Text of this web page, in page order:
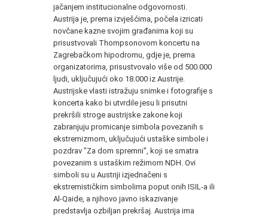
jačanjem institucionalne odgovornosti.
Austrija je, prema izvješćima, počela izricati
novčane kazne svojim građanima koji su
prisustvovali Thompsonovom koncertu na
Zagrebačkom hipodromu, gdje je, prema
organizatorima, prisustvovalo više od 500.000
ljudi, uključujući oko 18.000 iz Austrije.
Austrijske vlasti istražuju snimke i fotografije s
koncerta kako bi utvrdile jesu li prisutni
prekršili stroge austrijske zakone koji
zabranjuju promicanje simbola povezanih s
ekstremizmom, uključujući ustaške simbole i
pozdrav "Za dom spremni", koji se smatra
povezanim s ustaškim režimom NDH. Ovi
simboli su u Austriji izjednačeni s
ekstremističkim simbolima poput onih ISIL-a ili
Al-Qaide, a njihovo javno iskazivanje
predstavlja ozbiljan prekršaj. Austrija ima